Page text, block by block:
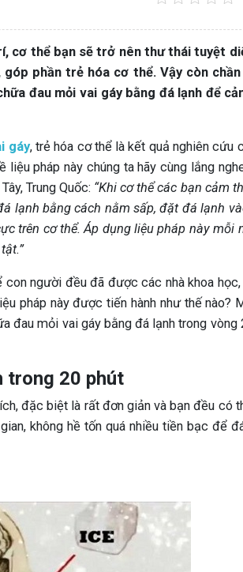
cơ thể bạn sẽ trở nên thư thái tuyệt
phần trẻ hóa cơ thể. Vậy còn
đau mỏi vai gáy bằng đá lạnh để
gáy, trẻ hóa cơ thể là kết quả nghiên cứu
pháp này chúng ta hãy cùng lắng
Trung Quốc: “Khi cơ thể các bạn cảm
lạnh bằng cách nằm sấp, đặt đá lạnh
trên cơ thể. Áp dụng liệu pháp này mỗi
người đều đã được các nhà khoa
pháp này được tiến hành như thế nào?
đau mỏi vai gáy bằng đá lạnh trong vòng
trong 20 phút
đặc biệt là rất đơn giản và bạn đều có
không hề tốn quá nhiều tiền bạc để